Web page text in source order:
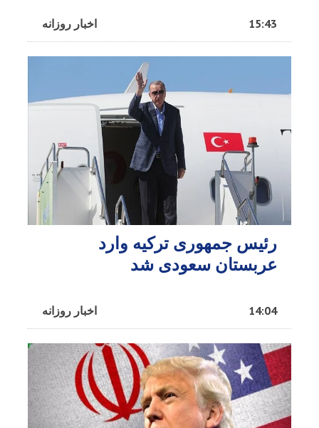
اخبار روزانه 15:43
رئیس جمهوری ترکیه وارد
عربستان سعودی شد
اخبار روزانه 14:04